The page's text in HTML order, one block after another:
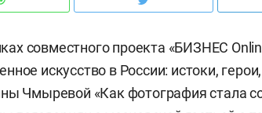
совместного проекта «БИЗНЕС
искусство в России: истоки,
Чмыревой «Как фотография стала